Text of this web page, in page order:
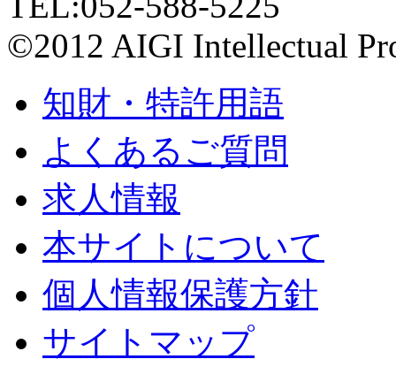
©2012 AIGI Intellectual
知財・特許用語
よくあるご質問
求人情報
本サイトについて
個人情報保護方針
サイトマップ